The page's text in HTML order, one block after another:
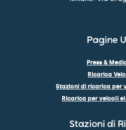
Pagine
Press &
Ricarica
Stazioni di ricarica per
Ricarica per veicoli
Stazioni di